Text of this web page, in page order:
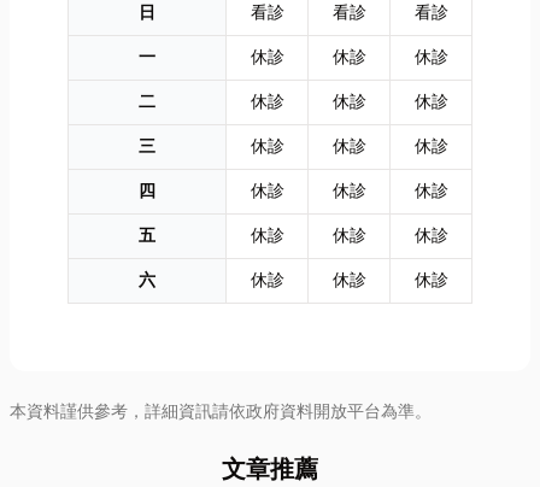
日
看診 看診
看診
一
休診 休診
休診
二
休診 休診
休診
三
休診 休診
休診
四
休診 休診
休診
五
休診 休診
休診
六
休診 休診 休診
本資料謹供參考，詳細資訊請依政府資料開放平台為準。
文章推薦